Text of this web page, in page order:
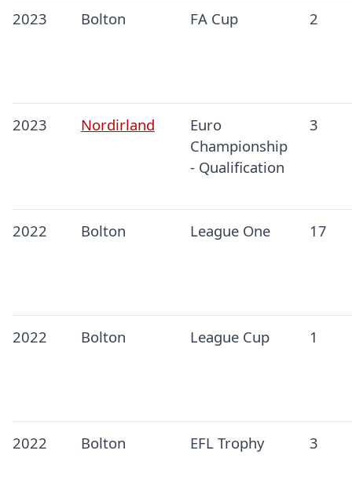
2023 Bolton FA Cup 2
2023 Nordirland
Euro
Championship
- Qualification
3
2022 Bolton League One 17
2022 Bolton League Cup 1
2022 Bolton EFL Trophy 3